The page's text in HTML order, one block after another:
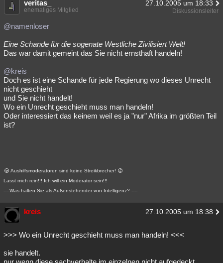
veritas_ 27.10.2005 um 18:33
ehemaliges Mitglied Diskussionsleiter
@namenloser
Eine Schande für die sogenate Westliche Zivilisiert Welt!
Das war damit gemeint das Sie nicht ernsthaft handeln!
@kreis
Doch es ist eine Schande für jede Regierung wo dieses Unrecht
nicht geschieht
und Sie nicht handelt!
Wo ein Unrecht geschieht muss man handeln!
Oder interessiert das keinem weil es ja "nur" Afrika im größten Teil
ist?
Aushilfsmoderatoren sind keine Streikbrecher!
Lasst mich rein!!! Ich will ein Moderator sein!!!
----Was halten Sie als Außenstehender von Intelligenz? ----
kreis 27.10.2005 um 18:38
>>> Wo ein Unrecht geschieht muss man handeln! <<<
sie handelt.